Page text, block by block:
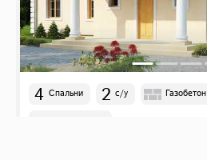
4 Спальни 2 с/у Газобетон